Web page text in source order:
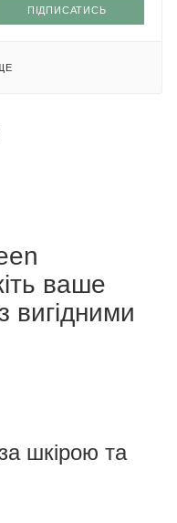
ПІДПИСАТИСЬ
ваше
вигідними
шкірою та